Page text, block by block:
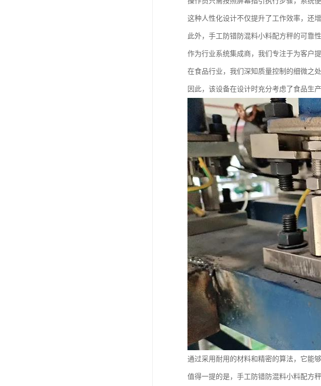
这种人性化设计不仅提升了工作效率，还
此外，手工防错防混料小料配方秤的可靠
作为行业系统集成商，我们专注于为客户
在食品行业，我们深知质量控制的细微之
因此，该设备在设计时充分考虑了食品生
通过采用耐用的材料和精密的算法，它能
值得一提的是，手工防错防混料小料配方